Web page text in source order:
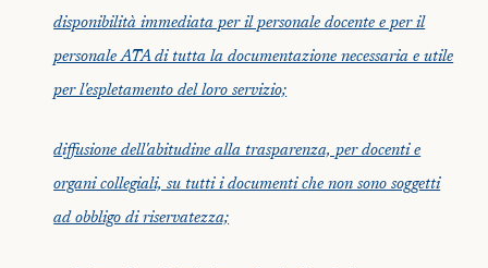
disponibilità immediata per il personale docente e per il
personale ATA di tutta la documentazione necessaria e utile
per l'espletamento del loro servizio;
diffusione dell'abitudine alla trasparenza, per docenti e
organi collegiali, su tutti i documenti che non sono soggetti
ad obbligo di riservatezza;